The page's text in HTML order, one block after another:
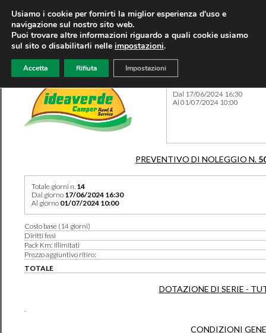
Dal 17/06/2024 16:30
Al 01/07/2024 10:00
PREVENTIVO DI NOLEGGIO N.
Totale giorni n. 14
Dal giorno 17/06/2024 16:30
Al giorno 01/07/2024 10:00
Costo base (14 giorni)
Diritti fissi
Pack Km: Illimitati
Prezzo aggiuntivo ritiro:
TOTALE
DOTAZIONE DI SERIE -
.
CONDIZIONI
Usiamo i cookie per fornirti la miglior esperienza d'uso e
navigazione sul nostro sito web.
Puoi trovare altre informazioni riguardo a quali cookie usiamo
sul sito o disabilitarli nelle impostazioni.
Accetta Rifiuta Impostazioni